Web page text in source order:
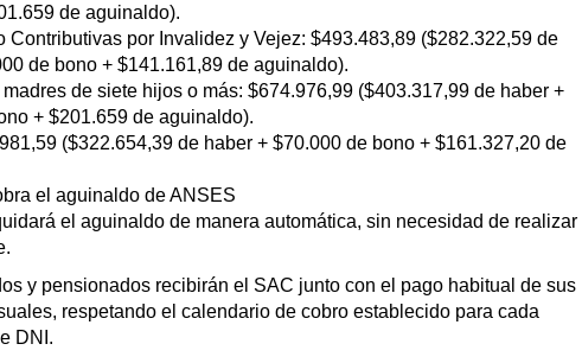
de aguinaldo).
Contributivas por Invalidez y Vejez: $493.483,89 ($282.322,59 de
de bono + $141.161,89 de aguinaldo).
de siete hijos o más: $674.976,99 ($403.317,99 de haber +
+ $201.659 de aguinaldo).
($322.654,39 de haber + $70.000 de bono + $161.327,20 de
el aguinaldo de ANSES
el aguinaldo de manera automática, sin necesidad de realizar
y pensionados recibirán el SAC junto con el pago habitual de sus
respetando el calendario de cobro establecido para cada
DNI.